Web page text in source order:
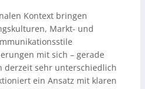
Kontext bringen
Markt- und
mit sich – gerade
derzeit sehr unterschiedlich
ein Ansatz mit klaren